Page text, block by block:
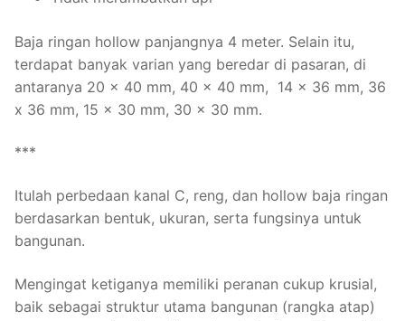
Baja ringan hollow panjangnya 4 meter. Selain itu,
terdapat banyak varian yang beredar di pasaran, di
antaranya 20 x 40 mm, 40 x 40 mm, 14 x 36 mm, 36
x 36 mm, 15 x 30 mm, 30 x 30 mm.
***
Itulah perbedaan kanal C, reng, dan hollow baja ringan
berdasarkan bentuk, ukuran, serta fungsinya untuk
bangunan.
Mengingat ketiganya memiliki peranan cukup krusial,
baik sebagai struktur utama bangunan (rangka atap)